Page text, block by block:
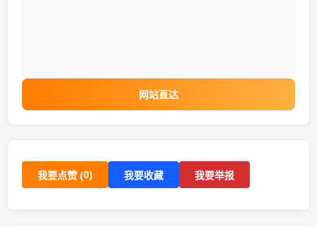
网站直达
我要点赞 (0) 我要收藏 我要举报